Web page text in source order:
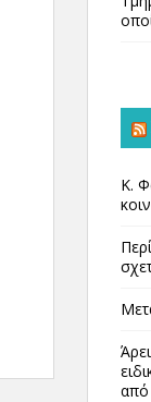
Κ.
από